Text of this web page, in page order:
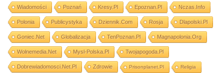
Wiadomości Poznań Kresy.pl Epoznan.pl Nczas.info
Polonia Publicystyka Dziennik.com Rosja Dlapolski.pl
Goniec.net Globalizacja TenPoznan.pl Magnapolonia.org
Wolnemedia.net Mysl-Polska.pl Twojapogoda.pl
Dobrewiadomosci.net.pl Zdrowie Prisonplanet.pl Religia